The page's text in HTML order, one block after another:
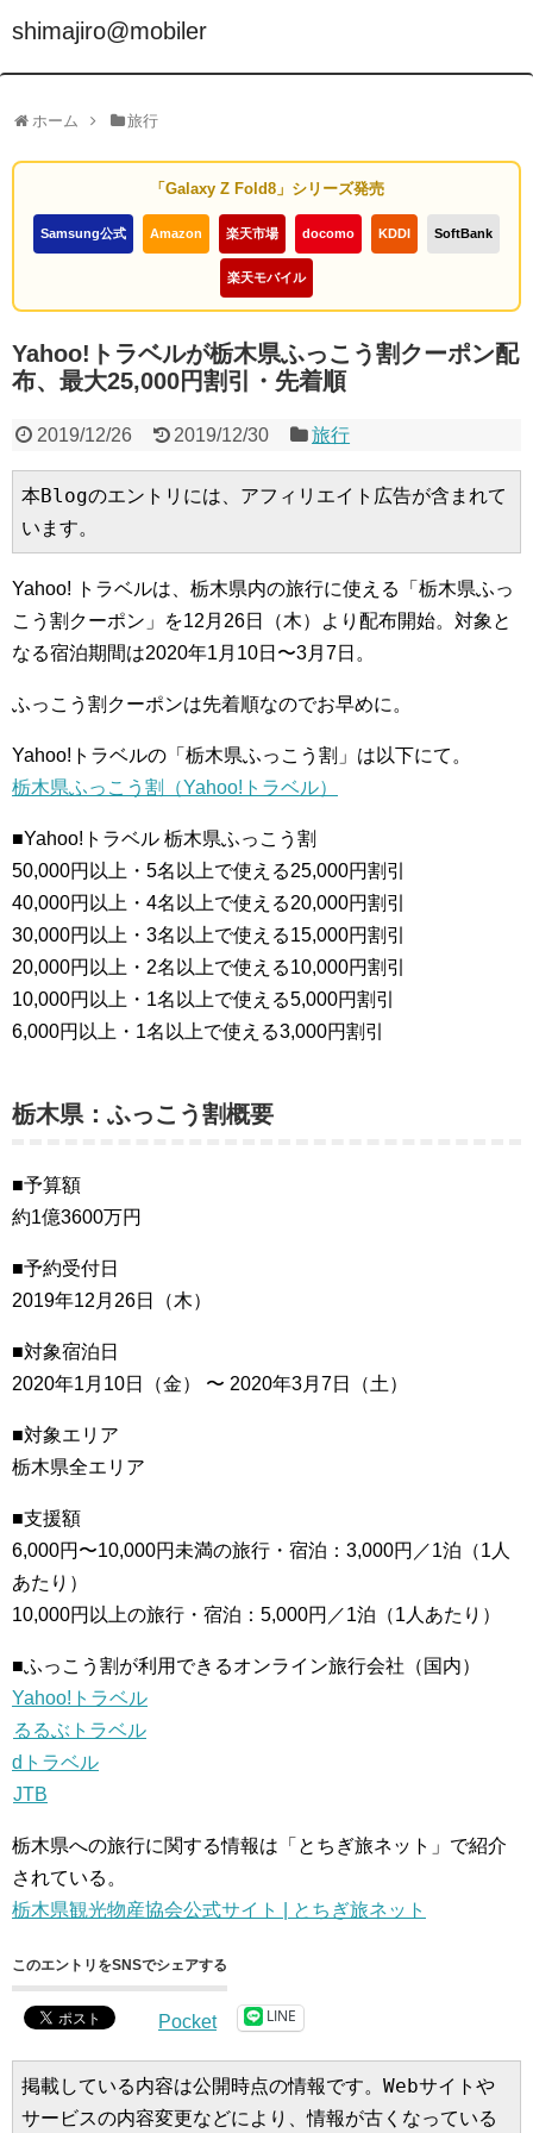
shimajiro@mobiler
ホーム 旅行
「Galaxy Z Fold8」シリーズ発売
Samsung公式 Amazon 楽天市場 docomo KDDI SoftBank
楽天モバイル
Yahoo!トラベルが栃木県ふっこう割クーポン配
布、最大25,000円割引・先着順
2019/12/26 2019/12/30 旅行
本Blogのエントリには、アフィリエイト広告が含まれて
います。
Yahoo! トラベルは、栃木県内の旅行に使える「栃木県ふっ
こう割クーポン」を12月26日（木）より配布開始。対象と
なる宿泊期間は2020年1月10日〜3月7日。
ふっこう割クーポンは先着順なのでお早めに。
Yahoo!トラベルの「栃木県ふっこう割」は以下にて。
栃木県ふっこう割（Yahoo!トラベル）
■Yahoo!トラベル 栃木県ふっこう割
50,000円以上・5名以上で使える25,000円割引
40,000円以上・4名以上で使える20,000円割引
30,000円以上・3名以上で使える15,000円割引
20,000円以上・2名以上で使える10,000円割引
10,000円以上・1名以上で使える5,000円割引
6,000円以上・1名以上で使える3,000円割引
栃木県：ふっこう割概要
■予算額
約1億3600万円
■予約受付日
2019年12月26日（木）
■対象宿泊日
2020年1月10日（金） 〜 2020年3月7日（土）
■対象エリア
栃木県全エリア
■支援額
6,000円〜10,000円未満の旅行・宿泊：3,000円／1泊（1人
あたり）
10,000円以上の旅行・宿泊：5,000円／1泊（1人あたり）
■ふっこう割が利用できるオンライン旅行会社（国内）
Yahoo!トラベル
るるぶトラベル
dトラベル
JTB
栃木県への旅行に関する情報は「とちぎ旅ネット」で紹介
されている。
栃木県観光物産協会公式サイト | とちぎ旅ネット
このエントリをSNSでシェアする
Pocket LINE
掲載している内容は公開時点の情報です。Webサイトや
サービスの内容変更などにより、情報が古くなっている